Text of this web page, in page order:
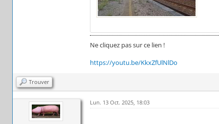
Ne cliquez pas sur ce lien !
https://youtu.be/KkxZfUlNlDo
Trouver
Lun. 13 Oct. 2025, 18:03